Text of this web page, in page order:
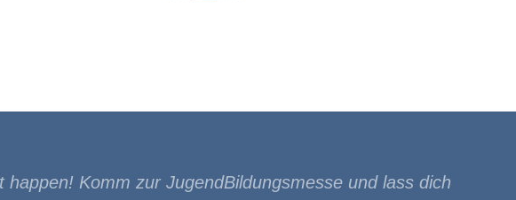
happen! Komm zur JugendBildungsmesse und lass dich